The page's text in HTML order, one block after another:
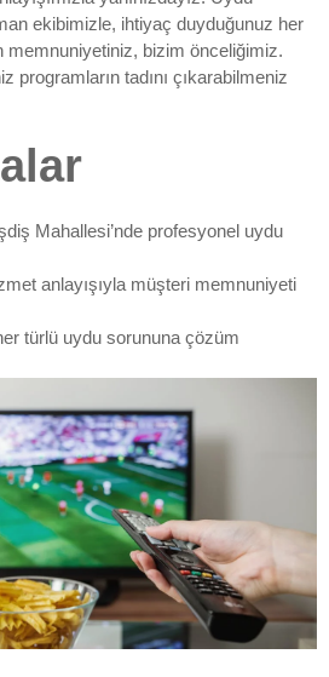
ekibimizle, ihtiyaç duyduğunuz her
bizim önceliğimiz.
programların tadını çıkarabilmeniz
Mahallesi’nde profesyonel uydu
anlayışıyla müşteri memnuniyeti
türlü uydu sorununa çözüm